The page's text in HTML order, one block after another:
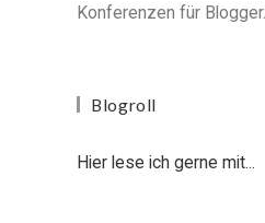
Konferenzen für Blogger.
Blogroll
Hier lese ich gerne mit...